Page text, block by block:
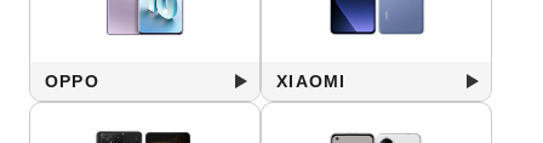
OPPO XIAOMI